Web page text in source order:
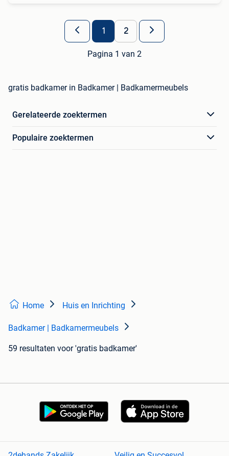
1 2
Pagina 1 van 2
gratis badkamer in Badkamer | Badkamermeubels
Gerelateerde zoektermen
Populaire zoektermen
Home Huis en Inrichting
Badkamer | Badkamermeubels
59 resultaten voor 'gratis badkamer'